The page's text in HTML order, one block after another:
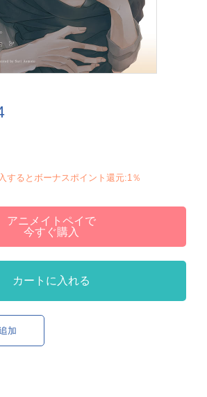
するとボーナスポイント還元:1％
アニメイトペイで
今すぐ購入
カートに入れる
加